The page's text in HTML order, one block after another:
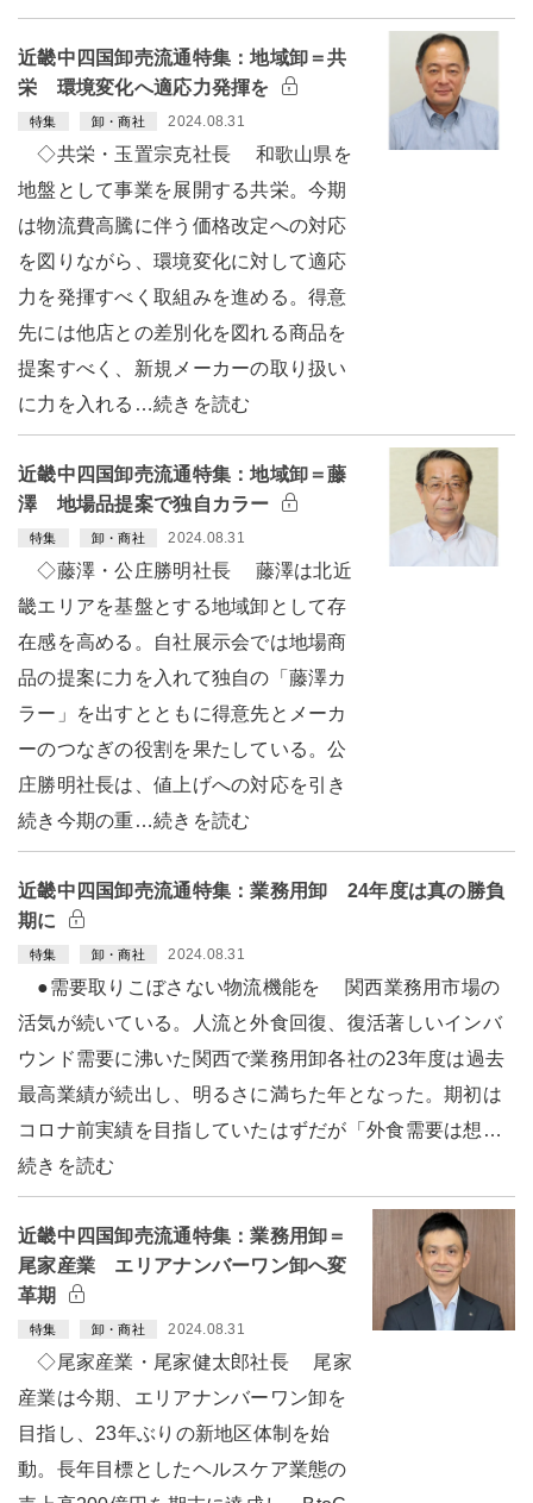
近畿中四国卸売流通特集：地域卸＝共
栄 環境変化へ適応力発揮を
特集 卸・商社 2024.08.31
◇共栄・玉置宗克社長 和歌山県を
地盤として事業を展開する共栄。今期
は物流費高騰に伴う価格改定への対応
を図りながら、環境変化に対して適応
力を発揮すべく取組みを進める。得意
先には他店との差別化を図れる商品を
提案すべく、新規メーカーの取り扱い
に力を入れる…続きを読む
近畿中四国卸売流通特集：地域卸＝藤
澤 地場品提案で独自カラー
特集 卸・商社 2024.08.31
◇藤澤・公庄勝明社長 藤澤は北近
畿エリアを基盤とする地域卸として存
在感を高める。自社展示会では地場商
品の提案に力を入れて独自の「藤澤カ
ラー」を出すとともに得意先とメーカ
ーのつなぎの役割を果たしている。公
庄勝明社長は、値上げへの対応を引き
続き今期の重…続きを読む
近畿中四国卸売流通特集：業務用卸 24年度は真の勝負
期に
特集 卸・商社 2024.08.31
●需要取りこぼさない物流機能を 関西業務用市場の
活気が続いている。人流と外食回復、復活著しいインバ
ウンド需要に沸いた関西で業務用卸各社の23年度は過去
最高業績が続出し、明るさに満ちた年となった。期初は
コロナ前実績を目指していたはずだが「外食需要は想…
続きを読む
近畿中四国卸売流通特集：業務用卸＝
尾家産業 エリアナンバーワン卸へ変
革期
特集 卸・商社 2024.08.31
◇尾家産業・尾家健太郎社長 尾家
産業は今期、エリアナンバーワン卸を
目指し、23年ぶりの新地区体制を始
動。長年目標としたヘルスケア業態の